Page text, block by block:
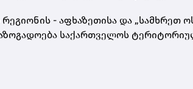
- აფხაზეთისა და „სამხრეთ
საქართველოს